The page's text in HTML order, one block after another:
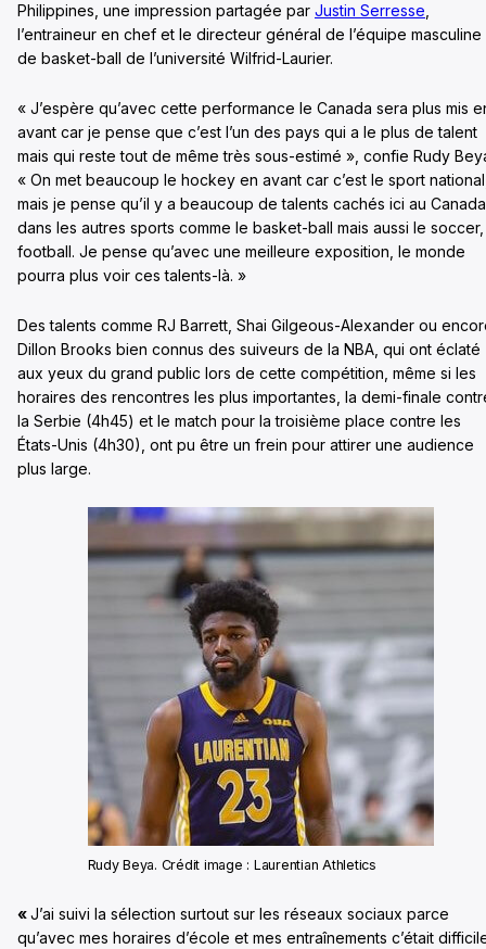
Philippines, une impression partagée par Justin Serresse
l’entraineur en chef et le directeur général de l’équipe masculine
de basket-ball de l’université Wilfrid-Laurier.
« J’espère qu’avec cette performance le Canada sera plus mis
avant car je pense que c’est l’un des pays qui a le plus de talent
mais qui reste tout de même très sous-estimé », confie Rudy
« On met beaucoup le hockey en avant car c’est le sport
mais je pense qu’il y a beaucoup de talents cachés ici au Canada
dans les autres sports comme le basket-ball mais aussi le
football. Je pense qu’avec une meilleure exposition, le monde
pourra plus voir ces talents-là. »
Des talents comme RJ Barrett, Shai Gilgeous-Alexander ou
Dillon Brooks bien connus des suiveurs de la NBA, qui ont éclaté
aux yeux du grand public lors de cette compétition, même si les
horaires des rencontres les plus importantes, la demi-finale
la Serbie (4h45) et le match pour la troisième place contre les
États-Unis (4h30), ont pu être un frein pour attirer une audience
plus large.
Rudy Beya. Crédit image : Laurentian Athletics
«J’ai suivi la sélection surtout sur les réseaux sociaux parce
qu’avec mes horaires d’école et mes entraînements c’était